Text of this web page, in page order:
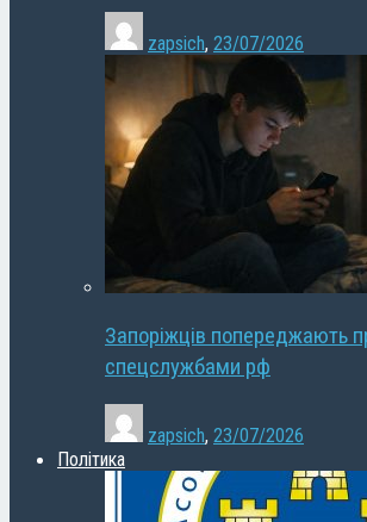
zapsich, 23/07/2026
Запоріжців попереджають
спецслужбами рф
zapsich, 23/07/2026
Політика